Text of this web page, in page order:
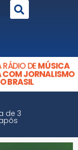
RÁDIO DEMÚSICA
COM JORNALISMO
BRASIL
de 3